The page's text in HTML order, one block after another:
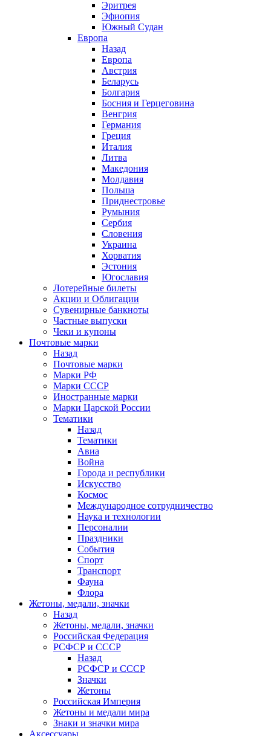
Эритрея
Эфиопия
Южный Судан
Европа
Назад
Европа
Австрия
Беларусь
Болгария
Босния и Герцеговина
Венгрия
Германия
Греция
Италия
Литва
Македония
Молдавия
Польша
Приднестровье
Румыния
Сербия
Словения
Украина
Хорватия
Эстония
Югославия
Лотерейные билеты
Акции и Облигации
Сувенирные банкноты
Частные выпуски
Чеки и купоны
Почтовые марки
Назад
Почтовые марки
Марки РФ
Марки СССР
Иностранные марки
Марки Царской России
Тематики
Назад
Тематики
Авиа
Война
Города и республики
Искусство
Космос
Международное сотрудничество
Наука и технологии
Персоналии
Праздники
События
Спорт
Транспорт
Фауна
Флора
Жетоны, медали, значки
Назад
Жетоны, медали, значки
Российская Федерация
РСФСР и СССР
Назад
РСФСР и СССР
Значки
Жетоны
Российская Империя
Жетоны и медали мира
Знаки и значки мира
Аксессуары